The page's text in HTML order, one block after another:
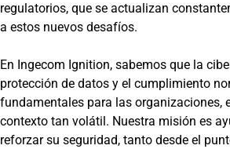
regulatorios, que se actualizan
a estos nuevos desafíos.
En Ingecom Ignition, sabemos que la
protección de datos y el cumplimiento
fundamentales para las organizaciones,
contexto tan volátil. Nuestra misión es
reforzar su seguridad, tanto desde el